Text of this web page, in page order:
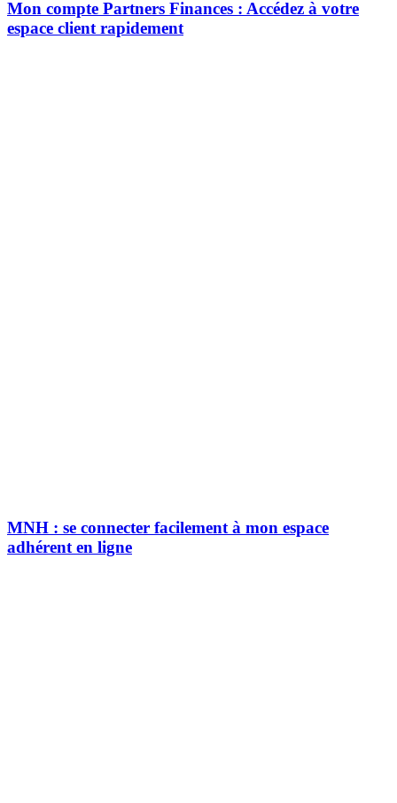
Mon compte Partners Finances : Accédez à votre
espace client rapidement
MNH : se connecter facilement à mon espace
adhérent en ligne